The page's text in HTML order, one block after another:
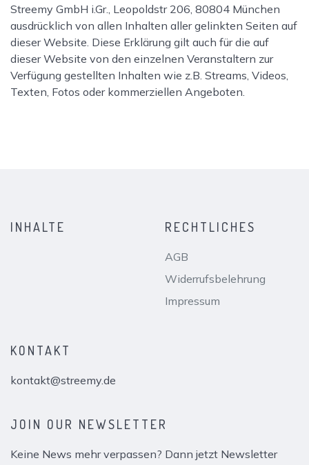
Streemy GmbH i.Gr., Leopoldstr 206, 80804 München
ausdrücklich von allen Inhalten aller gelinkten Seiten auf
dieser Website. Diese Erklärung gilt auch für die auf
dieser Website von den einzelnen Veranstaltern zur
Verfügung gestellten Inhalten wie z.B. Streams, Videos,
Texten, Fotos oder kommerziellen Angeboten.
INHALTE RECHTLICHES
AGB
Widerrufsbelehrung
Impressum
KONTAKT
kontakt@streemy.de
JOIN OUR NEWSLETTER
Keine News mehr verpassen? Dann jetzt Newsletter